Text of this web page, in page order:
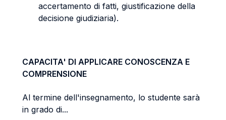
accertamento di fatti, giustificazione della
decisione giudiziaria).
CAPACITA' DI APPLICARE CONOSCENZA E
COMPRENSIONE
Al termine dell'insegnamento, lo studente sarà
in grado di...